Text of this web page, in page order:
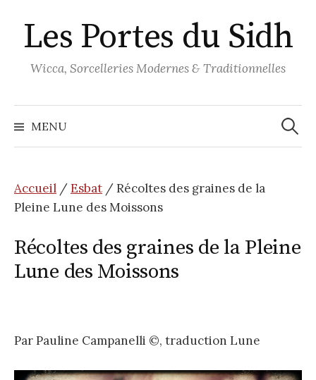
au
contenu
Les Portes du Sidh
Wicca, Sorcelleries Modernes & Traditionnelles
MENU
Accueil /Esbat / Récoltes des graines de la
Pleine Lune des Moissons
Récoltes des graines de la Pleine
Lune des Moissons
Par Pauline Campanelli ©, traduction Lune